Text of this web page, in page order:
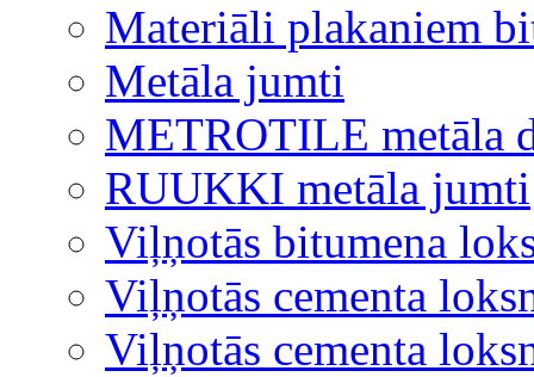
Materiāli plakaniem
Metāla jumti
METROTILE metāla
RUUKKI metāla jumti
Viļņotās bitumena
Viļņotās cementa
Viļņotās cementa